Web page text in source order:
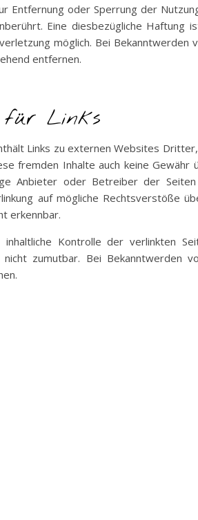
Entfernung oder Sperrung der
Eine diesbezügliche
möglich. Bei
entfernen.
für Links
Links zu externen Websites
fremden Inhalte auch keine
Anbieter oder Betreiber der
auf mögliche Rechtsverstöße
erkennbar.
inhaltliche Kontrolle der verlinkten
nicht zumutbar. Bei Bekanntwerden